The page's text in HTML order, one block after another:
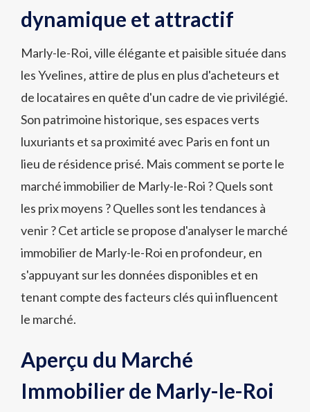
dynamique et attractif
Marly-le-Roi‚ ville élégante et paisible située dans
les Yvelines‚ attire de plus en plus d'acheteurs et
de locataires en quête d'un cadre de vie privilégié.
Son patrimoine historique‚ ses espaces verts
luxuriants et sa proximité avec Paris en font un
lieu de résidence prisé. Mais comment se porte le
marché immobilier de Marly-le-Roi ? Quels sont
les prix moyens ? Quelles sont les tendances à
venir ? Cet article se propose d'analyser le marché
immobilier de Marly-le-Roi en profondeur‚ en
s'appuyant sur les données disponibles et en
tenant compte des facteurs clés qui influencent
le marché.
Aperçu du Marché
Immobilier de Marly-le-Roi